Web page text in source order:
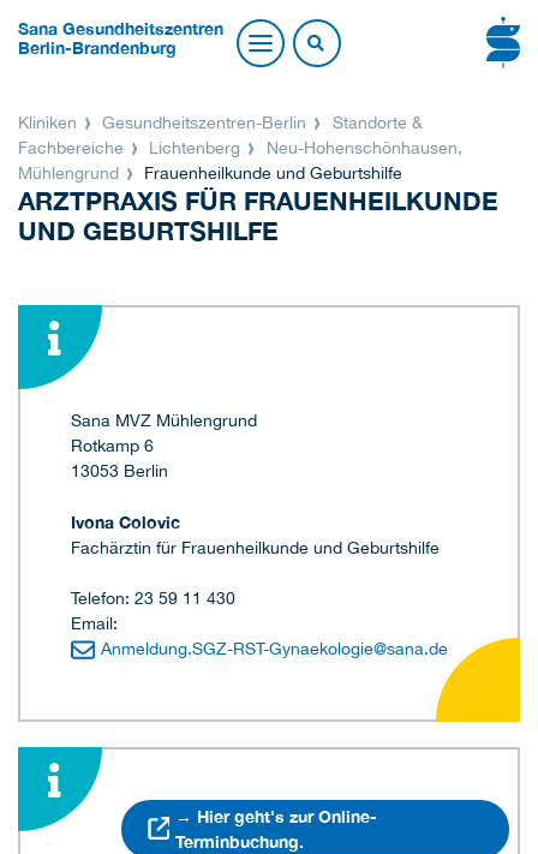
Sana Gesundheitszentren
Berlin-Brandenburg
Kliniken Gesundheitszentren-Berlin
Standorte &
Fachbereiche
Lichtenberg
Neu-Hohenschönhausen,
Mühlengrund
Frauenheilkunde und Geburtshilfe
ARZTPRAXIS FÜR FRAUENHEILKUNDE
UND GEBURTSHILFE
Sana MVZ Mühlengrund
Rotkamp 6
13053 Berlin
Ivona Colovic
Fachärztin für Frauenheilkunde und Geburtshilfe
Telefon: 23 59 11 430
Email:
Anmeldung.SGZ-RST-Gynaekologie@sana.de
→ Hier geht's zur Online-
Terminbuchung.